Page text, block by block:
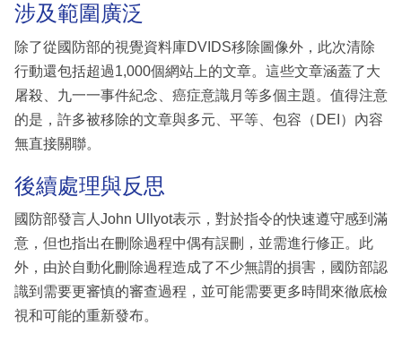
涉及範圍廣泛
除了從國防部的視覺資料庫DVIDS移除圖像外，此次清除
行動還包括超過1,000個網站上的文章。這些文章涵蓋了大
屠殺、九一一事件紀念、癌症意識月等多個主題。值得注意
的是，許多被移除的文章與多元、平等、包容（DEI）內容
無直接關聯。
後續處理與反思
國防部發言人John Ullyot表示，對於指令的快速遵守感到滿
意，但也指出在刪除過程中偶有誤刪，並需進行修正。此
外，由於自動化刪除過程造成了不少無謂的損害，國防部認
識到需要更審慎的審查過程，並可能需要更多時間來徹底檢
視和可能的重新發布。